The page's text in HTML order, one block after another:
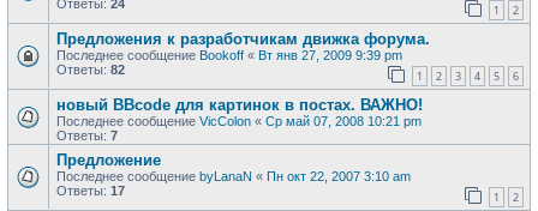
Ответы: 24 1 2
Предложения к разработчикам движка форума.
Последнее сообщение Bookoff « Вт янв 27, 2009 9:39 pm
Ответы: 82 1 2 3 4 5 6
новый BBcode для картинок в постах. ВАЖНО!
Последнее сообщение VicColon « Ср май 07, 2008 10:21 pm
Ответы: 7
Предложение
Последнее сообщение byLanaN « Пн окт 22, 2007 3:10 am
Ответы: 17 1 2